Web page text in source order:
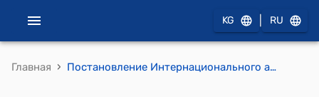
KG RU
Главная › Постановление Интернационального айылного кенеша от 15 августа 2019 года №86/27-XV "Об упорядочении порядка пользования питьевой водой и введении санитарных норм в Интернациональном а/а"